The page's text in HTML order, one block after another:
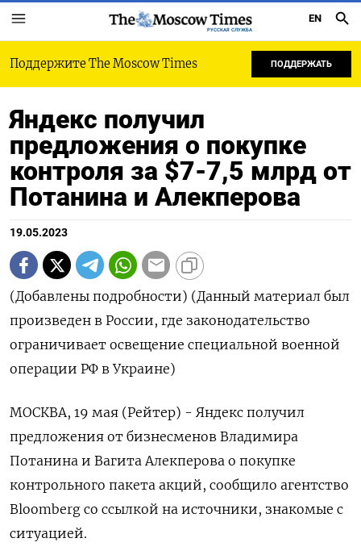
РУССКАЯ СЛУЖБА
EN
Поддержите The Moscow Times ПОДДЕРЖАТЬ
Яндекс получил
предложения о покупке
контроля за $7-7,5 млрд от
Потанина и Алекперова
19.05.2023
(Добавлены подробности) (Данный материал был
произведен в России, где законодательство
ограничивает освещение специальной военной
операции РФ в Украине)
МОСКВА, 19 мая (Рейтер) - Яндекс получил
предложения от бизнесменов Владимира
Потанина и Вагита Алекперова о покупке
контрольного пакета акций, сообщило агентство
Bloomberg со ссылкой на источники, знакомые с
ситуацией.